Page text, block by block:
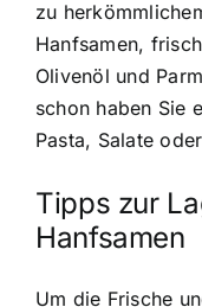
zu
Hanfsamen,
Olivenöl und
schon haben Sie
Pasta, Salate
Tipps zur
Hanfsamen
Um die Frische